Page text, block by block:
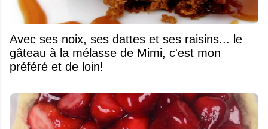
Avec ses noix, ses dattes et ses raisins... le
gâteau à la mélasse de Mimi, c'est mon
préféré et de loin!